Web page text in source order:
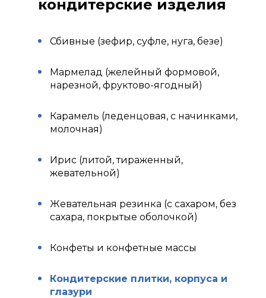
кондитерские изделия
Сбивные (зефир, суфле, нуга, безе)
Мармелад (желейный формовой,
нарезной, фруктово-ягодный)
Карамель (леденцовая, с начинками,
молочная)
Ирис (литой, тираженный,
жевательной)
Жевательная резинка (с сахаром, без
сахара, покрытые оболочкой)
Конфеты и конфетные массы
Кондитерские плитки, корпуса и
глазури